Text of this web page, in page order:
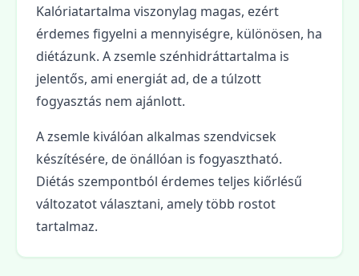
Kalóriatartalma viszonylag magas, ezért
érdemes figyelni a mennyiségre, különösen, ha
diétázunk. A zsemle szénhidráttartalma is
jelentős, ami energiát ad, de a túlzott
fogyasztás nem ajánlott.
A zsemle kiválóan alkalmas szendvicsek
készítésére, de önállóan is fogyasztható.
Diétás szempontból érdemes teljes kiőrlésű
változatot választani, amely több rostot
tartalmaz.